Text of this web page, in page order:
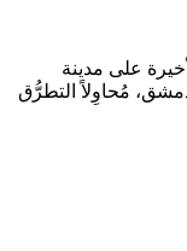
على مدينة
مُحاوِلاً التطرُّق